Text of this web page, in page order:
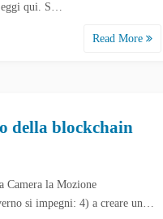
qui. S…
Read More
della blockchain
Camera la Mozione
si impegni: 4) a creare un…